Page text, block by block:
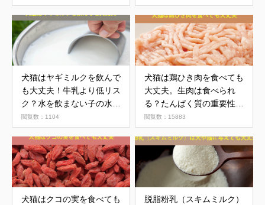
含まれる皮はNG
犬猫はヤギミルクを飲んで
も大丈夫！牛乳より低リス
ク？水を飲まない子の水分
補給にも
閲覧数：1104
犬猫は鶏ひき肉を食べても
大丈夫。生肉は食べられ
る？たんぱく質の重要性を
紹介
閲覧数：15883
犬猫はクコの実を食べても
脱脂粉乳（スキムミルク）